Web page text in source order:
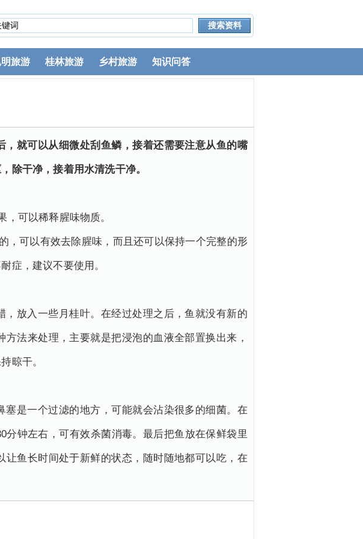
旅游 桂林旅游 乡村旅游 知识问答
就可以从细微处刮鱼鳞，接着还需要注意从鱼的嘴
除干净，接着用水清洗干净。
可以稀释腥味物质。
，可以有效去除腥味，而且还可以保持一个完整的形
症，建议不要使用。
放入一些月桂叶。在经过处理之后，鱼就没有新的
法来处理，主要就是把浸泡的血液全部置换出来，
晾干。
是一个过滤的地方，可能就会沾染很多的细菌。在
钟左右，可有效杀菌消毒。最后把鱼放在保鲜袋里
鱼长时间处于新鲜的状态，随时随地都可以吃，在